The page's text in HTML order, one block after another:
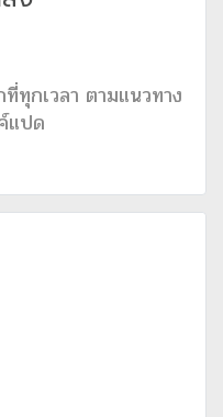
ทุกเวลา ตามแนวทาง
แปด